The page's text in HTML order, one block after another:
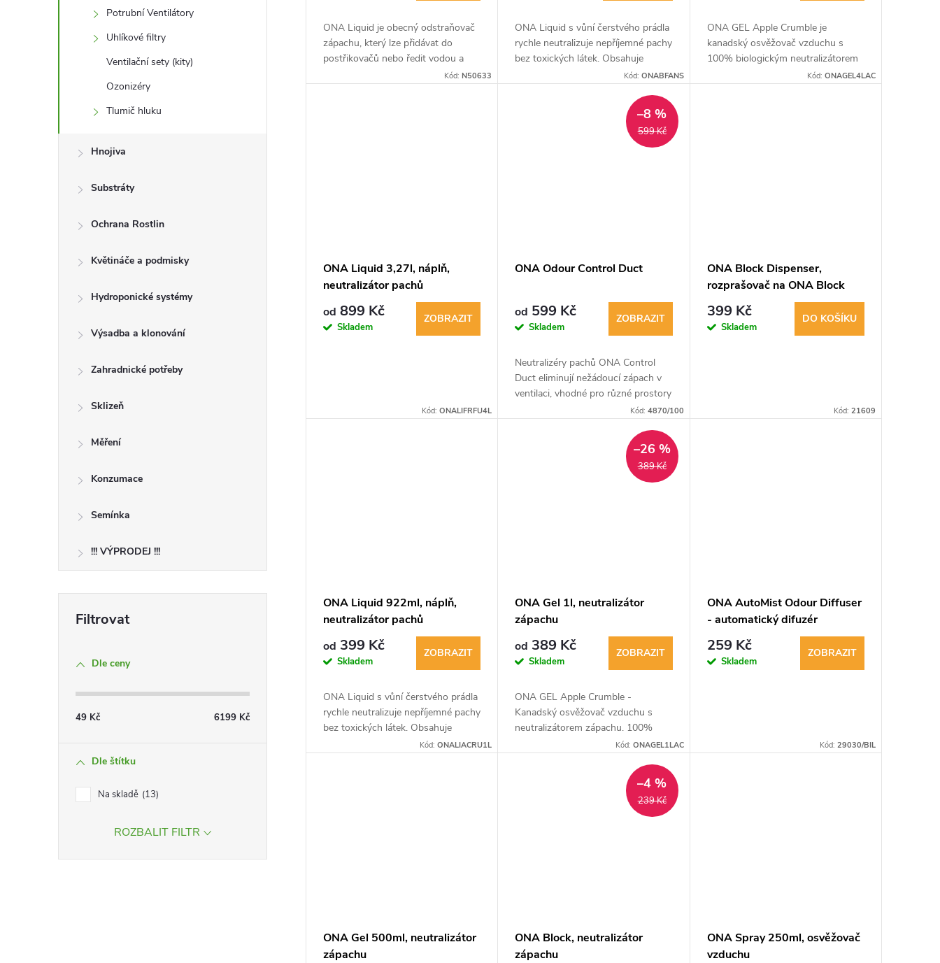
Potrubní Ventilátory
Uhlíkové filtry
Ventilační sety (kity)
Ozonizéry
Tlumič hluku
Hnojiva
Substráty
Ochrana Rostlin
Květináče a podmisky
Hydroponické systémy
Výsadba a klonování
Zahradnické potřeby
Sklizeň
Měření
Konzumace
Semínka
!!! VÝPRODEJ !!!
Dle ceny
49 Kč 6199 Kč
Dle štítku
Na skladě 13
ROZBALIT FILTR
u
ONA Liquid je obecný odstraňovač
zápachu, který lze přidávat do
postřikovačů nebo ředit vodou a
používat jako mycí prostředek.
Kód:N50633
ONA Liquid s vůní čerstvého prádla
rychle neutralizuje nepříjemné pachy
bez toxických látek. Obsahuje
přírodní terpeny, které likvidují
Kód: ONABFANS
ONA GEL Apple Crumble je
kanadský osvěžovač vzduchu s
100% biologickým neutralizátorem
zápachu. Obsahuje rostlinné
Kód: ONAGEL4LAC
ONA Liquid 3,27l, náplň,
neutralizátor pachů
od 899 Kč
Skladem
ZOBRAZIT
Kód:ONALIFRFU4L
599 Kč
–8 %
ONA Odour Control Duct
od 599 Kč
Skladem
ZOBRAZIT
Neutralizéry pachů ONA Control
Duct eliminují nežádoucí zápach v
ventilaci, vhodné pro různé prostory
s malým průměrem potrubí.Kód: 4870/100
ONA Block Dispenser,
rozprašovač na ONA Block
399 Kč
Skladem
DO KOŠÍKU
Kód: 21609
ONA Liquid 922ml, náplň,
neutralizátor pachů
od 399 Kč
Skladem
ZOBRAZIT
ONA Liquid s vůní čerstvého prádla
rychle neutralizuje nepříjemné pachy
bez toxických látek. Obsahuje
přírodní terpeny, které likvidují
Kód:ONALIACRU1L
389 Kč
–26 %
ONA Gel 1l, neutralizátor
zápachu
od 389 Kč
Skladem
ZOBRAZIT
ONA GEL Apple Crumble -
Kanadský osvěžovač vzduchu s
neutralizátorem zápachu. 100%
biologický, s antibakteriálními
vhodný do malých prostor.
Kód: ONAGEL1LAC
ONA AutoMist Odour Diffuser
- automatický difuzér
259 Kč
Skladem
ZOBRAZIT
Kód: 29030/BIL
ONA Gel 500ml, neutralizátor
zápachu
239 Kč
–4 %
ONA Block, neutralizátor
zápachu
ONA Spray 250ml, osvěžovač
vzduchu